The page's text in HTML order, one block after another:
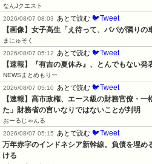
なんJクエスト
2026/08/07 08:03
あとで読む 🐦Tweet
【画像】女子高生「え待って、パパが隣りの
まにゅそく
2026/08/07 05:12
あとで読む 🐦Tweet
【速報】『有吉の夏休み』、とんでもない発
NEWSまとめもりー
2026/08/07 05:10
あとで読む 🐦Tweet
【速報】高市政権、エース級の財務官僚・
た」財務省の言いなりではないことが判明
おーるじゃんる
2026/08/07 05:15
あとで読む 🐦Tweet
万年赤字のインドネシア新幹線。負債を埋め
ける